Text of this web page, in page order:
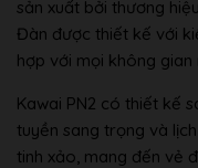
sản xuất bởi thương
Đàn được thiết kế với
hợp với mọi không gian
Kawai PN2 có thiết kế
tuyền sang trọng và
tinh xảo, mang đến vẻ